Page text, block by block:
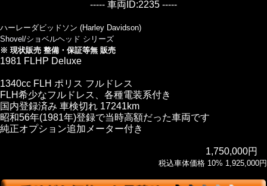
----- 車両ID:2235 -----
ハーレーダビッドソン (Harley Davidson)
Shovel/ショベルヘッド シリーズ
※ 現状販売 整備・保証等無 販売
1981 FLHP Deluxe
1340cc FLH ポリス フルドレス
FLH希少なフルドレス、各種電装系付き
国内登録済み 車検切れ 17241km
昭和56年(1981年)登録で当時高額だった車両です
純正オプション追加メーター付き
1,750,000円
税込車体価格 10% 1,925,000円